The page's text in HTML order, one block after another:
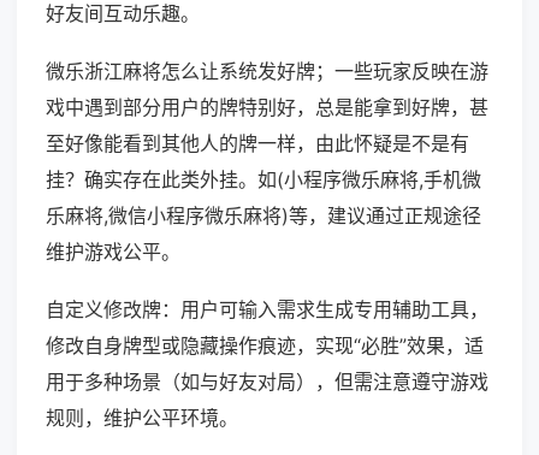
好友间互动乐趣。
微乐浙江麻将怎么让系统发好牌；一些玩家反映在游
戏中遇到部分用户的牌特别好，总是能拿到好牌，甚
至好像能看到其他人的牌一样，由此怀疑是不是有
挂？确实存在此类外挂。如(小程序微乐麻将,手机微
乐麻将,微信小程序微乐麻将)等，建议通过正规途径
维护游戏公平。
自定义修改牌：用户可输入需求生成专用辅助工具，
修改自身牌型或隐藏操作痕迹，实现“必胜”效果，适
用于多种场景（如与好友对局），但需注意遵守游戏
规则，维护公平环境。